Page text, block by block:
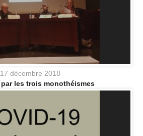
17 décembre 2018
les trois monothéismes